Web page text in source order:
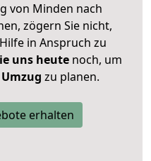
von Minden nach
zögern Sie nicht,
in Anspruch zu
uns heutenoch, um
zu planen.
erhalten